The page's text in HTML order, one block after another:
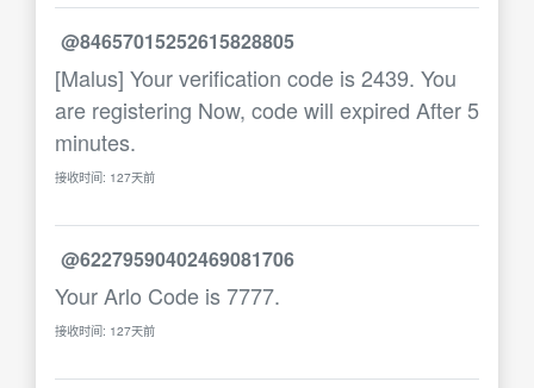
@84657015252615828805
[Malus] Your verification code is 2439. You
are registering Now, code will expired After 5
minutes.
接收时间: 127天前
@62279590402469081706
Your Arlo Code is 7777.
接收时间: 127天前